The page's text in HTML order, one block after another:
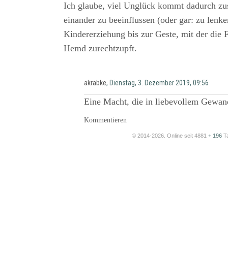
Ich glaube, viel Unglück kommt dadurch
einander zu beeinflussen (oder gar: zu
Kindererziehung bis zur Geste, mit der die
Hemd zurechtzupft.
akrabke, Dienstag, 3. Dezember 2019, 09:56
Eine Macht, die in liebevollem
Kommentieren
© 2014-2026. Online seit 4881 + 196